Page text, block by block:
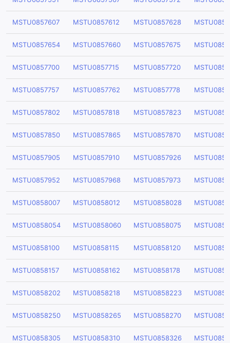
MSTU0857607 MSTU0857612 MSTU0857628
MSTU0857654 MSTU0857660 MSTU0857675
MSTU0857700 MSTU0857715 MSTU0857720
MSTU0857757 MSTU0857762 MSTU0857778
MSTU0857802 MSTU0857818 MSTU0857823
MSTU0857850 MSTU0857865 MSTU0857870
MSTU0857905 MSTU0857910 MSTU0857926
MSTU0857952 MSTU0857968 MSTU0857973
MSTU0858007 MSTU0858012 MSTU0858028
MSTU0858054 MSTU0858060 MSTU0858075
MSTU0858100 MSTU0858115 MSTU0858120
MSTU0858157 MSTU0858162 MSTU0858178
MSTU0858202 MSTU0858218 MSTU0858223
MSTU0858250 MSTU0858265 MSTU0858270
MSTU0858305 MSTU0858310 MSTU0858326